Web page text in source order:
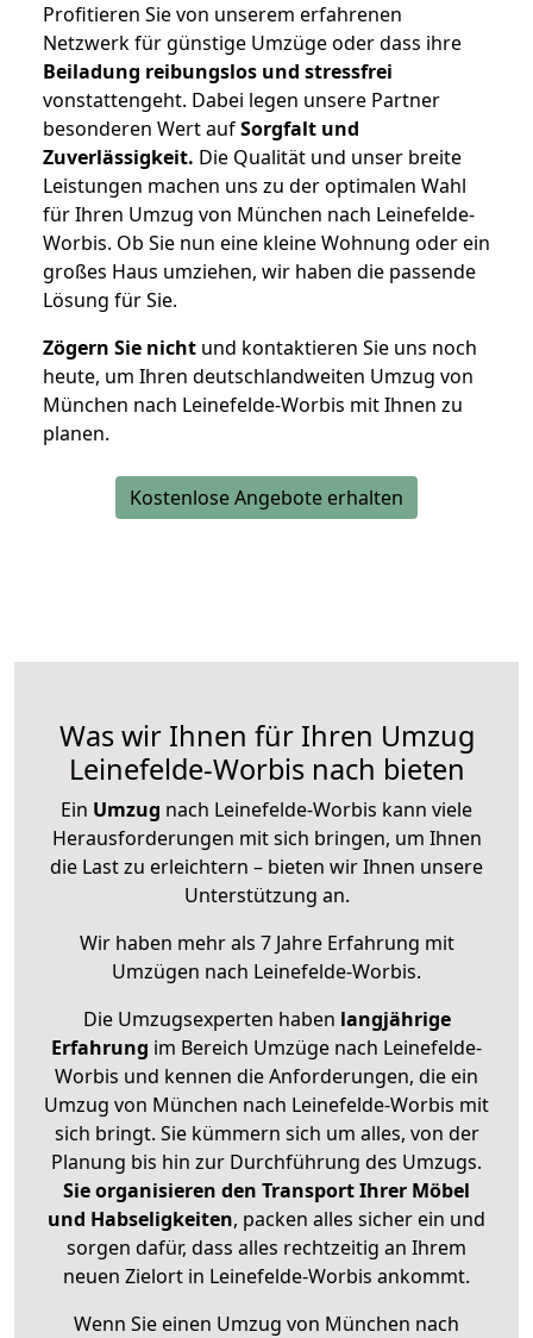
Profitieren Sie von unserem erfahrenen
Netzwerk für günstige Umzüge oder dass ihre
Beiladung reibungslos und stressfrei
vonstattengeht. Dabei legen unsere Partner
besonderen Wert aufSorgfalt und
Zuverlässigkeit. Die Qualität und unser breite
Leistungen machen uns zu der optimalen Wahl
für Ihren Umzug von München nach Leinefelde-
Worbis. Ob Sie nun eine kleine Wohnung oder ein
großes Haus umziehen, wir haben die passende
Lösung für Sie.
Zögern Sie nicht und kontaktieren Sie uns noch
heute, um Ihren deutschlandweiten Umzug von
München nach Leinefelde-Worbis mit Ihnen zu
planen.
Kostenlose Angebote erhalten
Was wir Ihnen für Ihren Umzug
Leinefelde-Worbis nach bieten
Ein Umzug nach Leinefelde-Worbis kann viele
Herausforderungen mit sich bringen, um Ihnen
die Last zu erleichtern – bieten wir Ihnen unsere
Unterstützung an.
Wir haben mehr als 7 Jahre Erfahrung mit
Umzügen nach Leinefelde-Worbis.
Die Umzugsexperten haben langjährige
Erfahrung im Bereich Umzüge nach Leinefelde-
Worbis und kennen die Anforderungen, die ein
Umzug von München nach Leinefelde-Worbis mit
sich bringt. Sie kümmern sich um alles, von der
Planung bis hin zur Durchführung des Umzugs.
Sie organisieren den Transport Ihrer Möbel
und Habseligkeiten, packen alles sicher ein und
sorgen dafür, dass alles rechtzeitig an Ihrem
neuen Zielort in Leinefelde-Worbis ankommt.
Wenn Sie einen Umzug von München nach